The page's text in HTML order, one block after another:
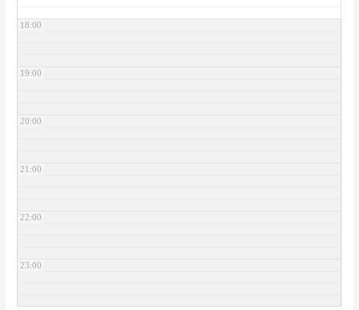
18:00
19:00
20:00
21:00
22:00
23:00